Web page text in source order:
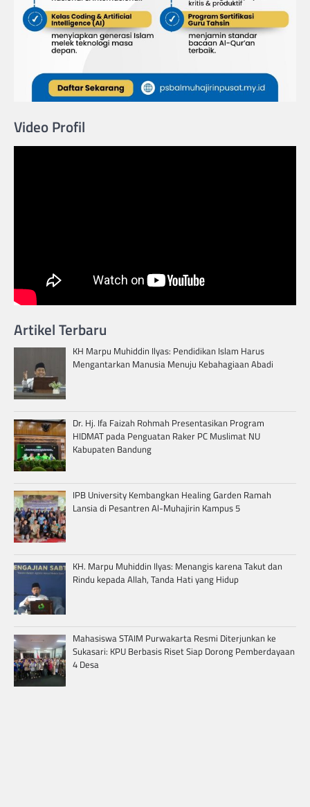
Video Profil
Artikel Terbaru
KH Marpu Muhiddin Ilyas: Pendidikan Islam Harus
Mengantarkan Manusia Menuju Kebahagiaan Abadi
Dr. Hj. Ifa Faizah Rohmah Presentasikan Program
HIDMAT pada Penguatan Raker PC Muslimat NU
Kabupaten Bandung
IPB University Kembangkan Healing Garden Ramah
Lansia di Pesantren Al-Muhajirin Kampus 5
KH. Marpu Muhiddin Ilyas: Menangis karena Takut dan
Rindu kepada Allah, Tanda Hati yang Hidup
Mahasiswa STAIM Purwakarta Resmi Diterjunkan ke
Sukasari: KPU Berbasis Riset Siap Dorong Pemberdayaan
4 Desa